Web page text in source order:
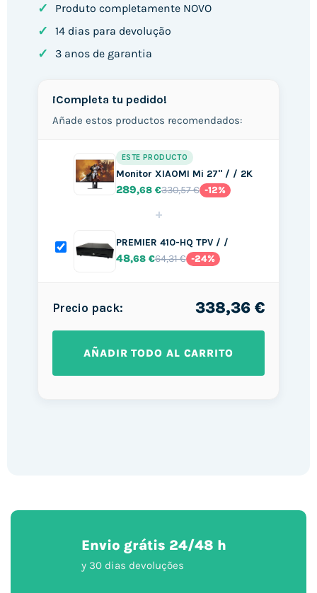
✓ Produto completamente NOVO
✓ 14 dias para devolução
✓ 3 anos de garantia
¡Completa tu pedido!
Añade estos productos recomendados:
ESTE PRODUCTO
Monitor XIAOMI Mi 27" / / 2K
289,68 €330,57 € -12%
+
PREMIER 410-HQ TPV / /
48,68 €64,31 € -24%
Precio pack: 338,36 €
AÑADIR TODO AL CARRITO
Envio grátis 24/48 h
y 30 dias devoluções